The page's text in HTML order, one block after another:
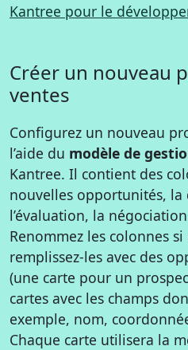
Kantree pour le
Créer un nouveau
ventes
Configurez un nouveau
l’aide du modèle de
Kantree. Il contient des
nouvelles opportunités,
l’évaluation, la
Renommez les colonnes
remplissez-les avec des
(une carte pour un
cartes avec les champs
exemple, nom,
Chaque carte utilisera la